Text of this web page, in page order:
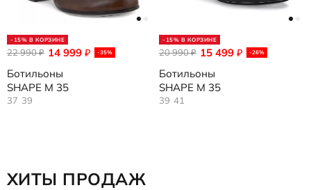
-15% В КОРЗИНЕ
14 999 ₽ -35%
22 990₽
Ботильоны
SHAPE M 35
37 39
-15% В КОРЗИНЕ
15 499 ₽ -26%
20 990₽
Ботильоны
SHAPE M 35
39 41
ХИТЫ ПРОДАЖ